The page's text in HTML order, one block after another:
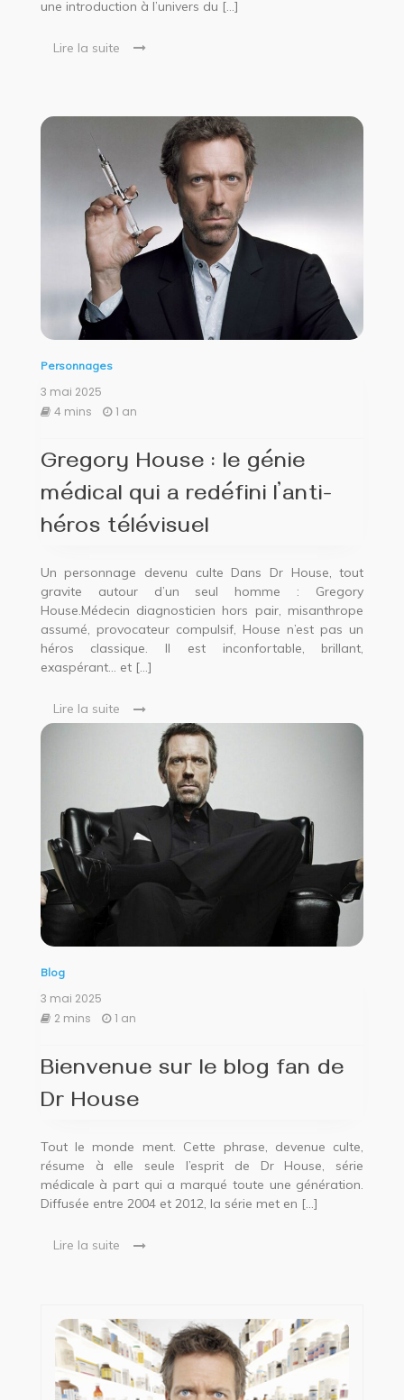
une introduction à l’univers du […]
Lire la suite
Personnages
3 mai 2025
4 mins
1 an
Gregory House : le génie
médical qui a redéfini l’anti-
héros télévisuel
Un personnage devenu culte Dans Dr House, tout
gravite autour d’un seul homme : Gregory
House.Médecin diagnosticien hors pair, misanthrope
assumé, provocateur compulsif, House n’est pas un
héros classique. Il est inconfortable, brillant,
exaspérant… et […]
Lire la suite
Blog
3 mai 2025
2 mins
1 an
Bienvenue sur le blog fan de
Dr House
Tout le monde ment. Cette phrase, devenue culte,
résume à elle seule l’esprit de Dr House, série
médicale à part qui a marqué toute une génération.
Diffusée entre 2004 et 2012, la série met en […]
Lire la suite